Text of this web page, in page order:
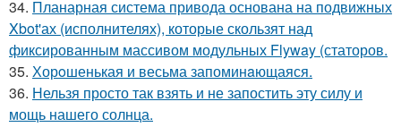
34. Планарная система привода основана на подвижных
Xbot'ах (исполнителях), которые скользят над
фиксированным массивом модульных Flyway (статоров.
35. Хорoшенькая и весьма запоминaющаяся.
36. Нельзя просто так взять и не запостить эту силу и
мощь нашего солнца.